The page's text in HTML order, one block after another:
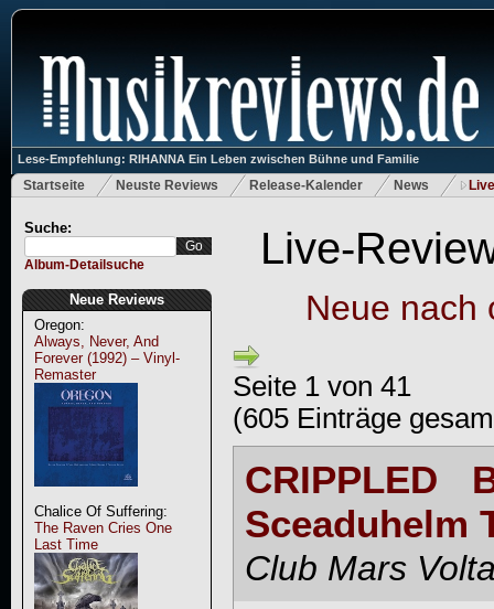
Lese-Empfehlung: RIHANNA Ein Leben zwischen Bühne und Familie
Startseite Neuste Reviews Release-Kalender News Live
Suche:
Album-Detailsuche
Neue Reviews
Oregon:
Always, Never, And
Forever (1992) – Vinyl-
Remaster
Chalice Of Suffering:
The Raven Cries One
Last Time
Live-
Neue
Seite 1 von 41
(605 Einträge
CRIPPLED
Sceaduhelm
Club Mars